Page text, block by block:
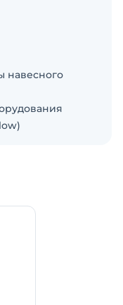
с функцией
точке при
об
нагрузки на раму
9,3 сек.
коллектора +
с камерами
и
навесного